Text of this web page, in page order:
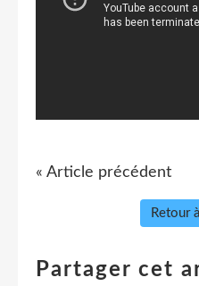
« Article précédent
Retour
Partager cet